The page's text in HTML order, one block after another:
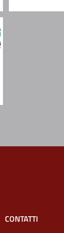
CONTATTI